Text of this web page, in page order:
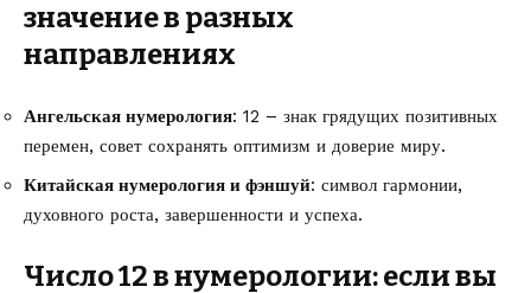
значение в разных
направлениях
Ангельская нумерология: 12 – знак грядущих позитивных
перемен, совет сохранять оптимизм и доверие миру.
Китайская нумерология и фэншуй: символ гармонии,
духовного роста, завершенности и успеха.
Число 12 в нумерологии: если вы